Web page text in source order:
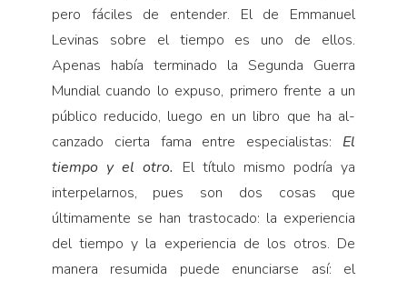
pero fáciles de entender. El de Emmanuel
Levinas sobre el tiempo es uno de ellos.
Apenas había terminado la Segunda Guerra
Mundial cuando lo expuso, primero frente a un
público reducido, luego en un libro que ha al­
canzado cierta fama entre especialistas: El
tiempo y el otro. El título mismo podría ya
interpelarnos, pues son dos cosas que
últimamente se han trastocado: la experiencia
del tiempo y la experiencia de los otros. De
manera resumida puede enunciarse así: el